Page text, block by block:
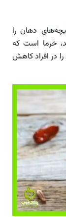
دهان را
خرما است که
در افراد کاهش